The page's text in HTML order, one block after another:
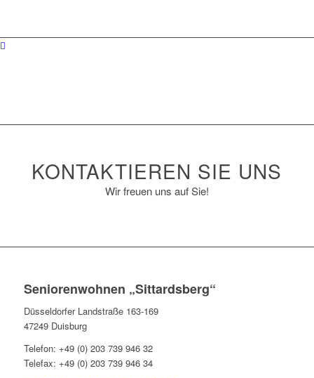
KONTAKTIEREN SIE UNS
Wir freuen uns auf Sie!
Seniorenwohnen „Sittardsberg“
Düsseldorfer Landstraße 163-169
47249 Duisburg
Telefon: +49 (0) 203 739 946 32
Telefax: +49 (0) 203 739 946 34